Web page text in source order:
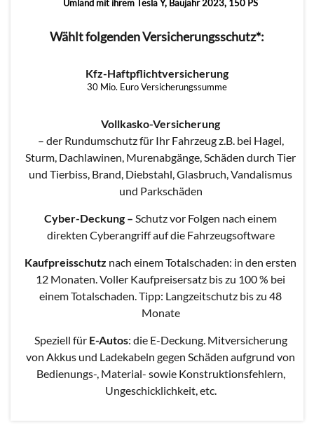
Umland mit ihrem Tesla Y, Baujahr 2023, 150 PS
Wählt folgenden Versicherungsschutz*:
Kfz-Haftpflichtversicherung
30 Mio. Euro Versicherungssumme
Vollkasko-Versicherung
– der Rundumschutz für Ihr Fahrzeug z.B. bei Hagel,
Sturm, Dachlawinen, Murenabgänge, Schäden durch Tier
und Tierbiss, Brand, Diebstahl, Glasbruch, Vandalismus
und Parkschäden
Cyber-Deckung – Schutz vor Folgen nach einem
direkten Cyberangriff auf die Fahrzeugsoftware
Kaufpreisschutz nach einem Totalschaden: in den ersten
12 Monaten. Voller Kaufpreisersatz bis zu 100 % bei
einem Totalschaden. Tipp: Langzeitschutz bis zu 48
Monate
Speziell für E-Autos: die E-Deckung. Mitversicherung
von Akkus und Ladekabeln gegen Schäden aufgrund von
Bedienungs-, Material- sowie Konstruktionsfehlern,
Ungeschicklichkeit, etc.